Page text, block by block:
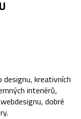
kreativních
interiérů,
dobré